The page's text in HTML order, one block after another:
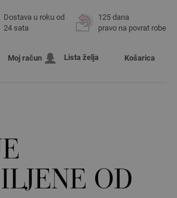
Dostava u roku od
24 sata
125 dana
pravo na povrat robe
Moj račun Lista želja Košarica
OD